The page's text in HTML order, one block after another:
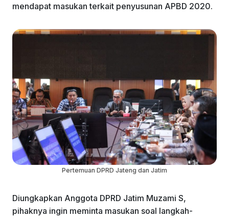
mendapat masukan terkait penyusunan APBD 2020.
Pertemuan DPRD Jateng dan Jatim
Diungkapkan Anggota DPRD Jatim Muzami S,
pihaknya ingin meminta masukan soal langkah-